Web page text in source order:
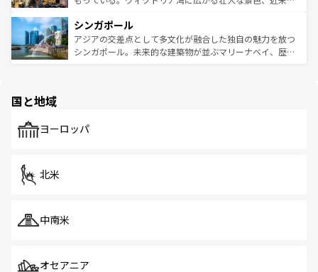
参照してほしい。
激する。気候は一年中温暖で、どの季節にも異なる楽しみ
が待っている。親しみやすいタイの人々、仏教を中心とし
た文化、そして多様な観光資源が、訪れる旅人を魅了し続
み、どこを訪れても感動するはず。観光スポットが密集し
ており、効率よく見どころを回れるのも魅力。息をのむよ
うな絶景から文化的な体験まで、香港を存分に楽しみ尽く
シンガポール
アジアの交差点として多文化が融合した独自の魅力を放つ
シンガポール。未来的な建築物が並ぶマリーナベイ、歴史
で、ホーカーズは地元の風情を楽しめる外せないスポット
国と地域
ヨーロッパ
北米
中南米
オセアニア